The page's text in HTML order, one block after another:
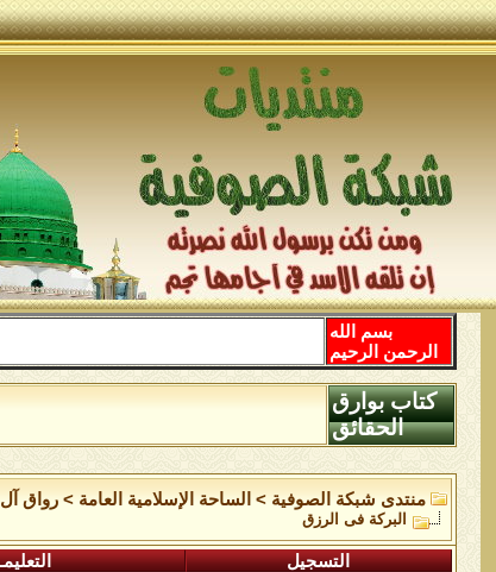
بسم الله
الرحمن الرحيم
كتاب بوارق
الحقائق
منتدى شبكة الصوفية > الساحة اﻹسلامية العامة >رواق آل
البركة فى الرزق
التسجيل